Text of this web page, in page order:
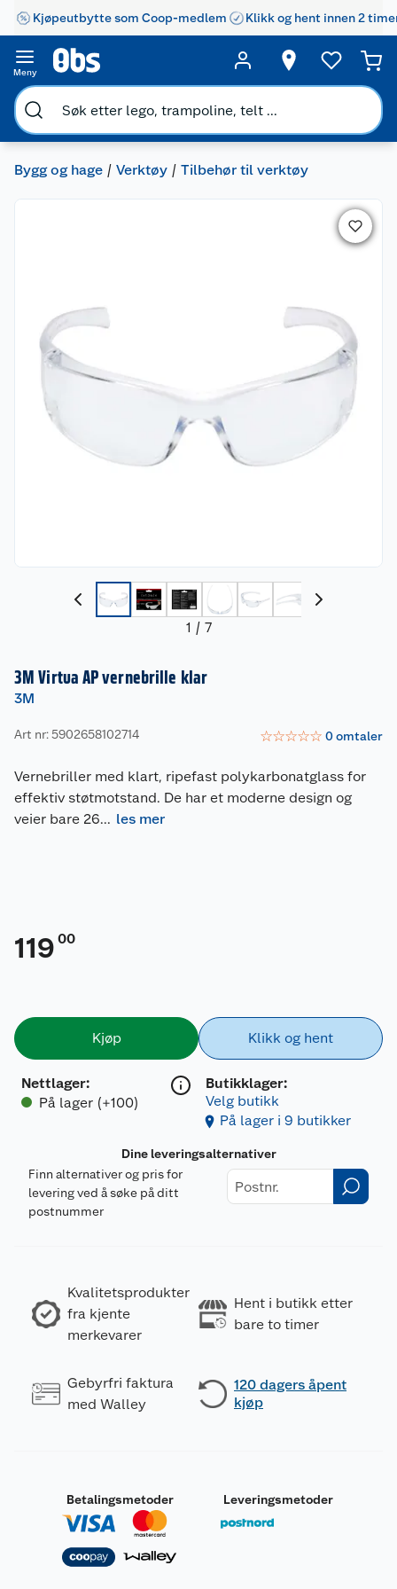
Kjøpeutbytte som Coop-medlem Klikk og hent innen 2
Meny
Bygg og hage Verktøy Tilbehør til verktøy
1 / 7
3M Virtua AP vernebrille klar
3M
Art nr: 5902658102714 ☆☆☆☆☆ 0omtaler
Vernebriller med klart, ripefast polykarbonatglass for
effektiv støtmotstand. De har et moderne design og
veier bare 26... les mer
119 00
Kjøp
Nettlager:
På lager (+100)
Klikk og hent
Butikklager:
Velg butikk
På lager i 9 butikker
Dine leveringsalternativer
Finn alternativer og pris for
levering ved å søke på ditt
postnummer
Kvalitetsprodukter
fra kjente
merkevarer
Hent i butikk etter
bare to timer
Gebyrfri faktura
med Walley
120 dagers åpent
kjøp
Betalingsmetoder Leveringsmetoder